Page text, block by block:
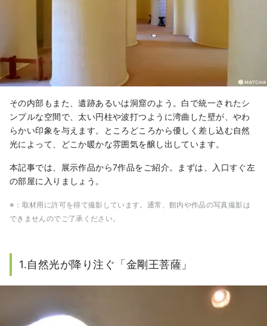
その内部もまた、遺跡あるいは洞窟のよう。白で統一されたシ
ンプルな空間で、太い円柱や波打つように湾曲した壁が、やわ
らかい印象を与えます。ところどころから優しく差し込む自然
光によって、どこか暖かな雰囲気を醸し出しています。
本記事では、展示作品から7作品をご紹介。まずは、入口すぐ左
の部屋に入りましょう。
※：取材用に許可を得て撮影しています。通常、館内や作品の写真撮影は
できませんのでご了承ください。
1.自然光が降り注ぐ「金剛王菩薩」